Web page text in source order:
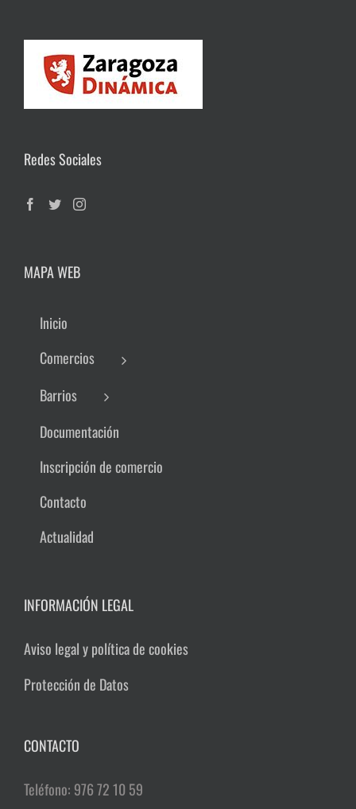
Redes Sociales
MAPA WEB
Inicio
Comercios
Barrios
Documentación
Inscripción de comercio
Contacto
Actualidad
INFORMACIÓN LEGAL
Aviso legal y política de cookies
Protección de Datos
CONTACTO
Teléfono: 976 72 10 59